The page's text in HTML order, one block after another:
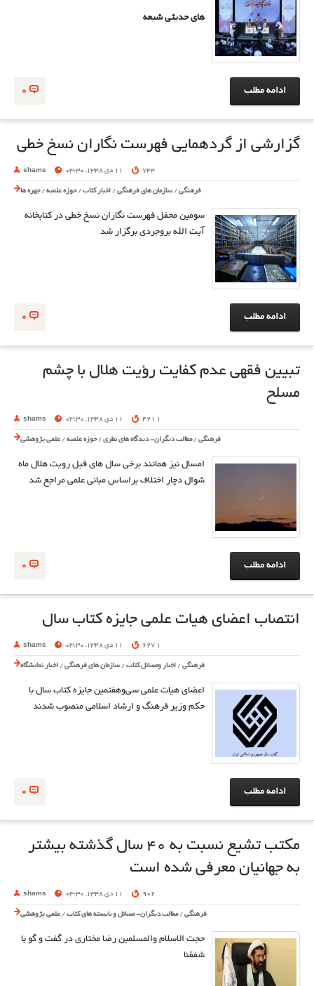
های حدیثی شیعه
0 ادامه مطلب
گزارشی از گردهمایی فهرست نگاران نسخ خطی
shams 11 دی 1348, 03:30 744
فرهنگی / سازمان های فرهنگی / اخبار کتاب /حوزه علمیه /چهره ها
سومین محفل فهرست نگاران نسخ خطی در کتابخانه
آیت الله بروجردی برگزار شد
0 ادامه مطلب
تبیین فقهی عدم کفایت رؤیت هلال با چشم
مسلح
shams 11 دی 1348, 03:30 1 421
فرهنگی /مطالب دیگران- دیدگاه های نظری /حوزه علمیه / علمی پژوهشی
امسال نیز همانند برخی سال های قبل رویت هلال ماه
شوال دچار اختلاف براساس مبانی علمی مراجع شد
0 ادامه مطلب
انتصاب اعضای هیات علمی جایزه کتاب‌ سال
shams 11 دی 1348, 03:30 1 627
فرهنگی / اخبار ومسائل کتاب / سازمان های فرهنگی / اخبار نمایشگاه
اعضای هیات علمی سی‌وهفتمین جایزه کتاب سال با
حکم وزیر فرهنگ و ارشاد اسلامی منصوب شدند
0 ادامه مطلب
مکتب تشیع نسبت به ۴۰ سال گذشته بیشتر
به جهانیان معرفی شده است
shams 11 دی 1348, 03:30 902
فرهنگی /مطالب دیگران- مسائل و بایسته های کتاب / علمی پژوهشی
حجت الاسلام والمسلمین رضا مختاری در گفت و گو با
شفقنا